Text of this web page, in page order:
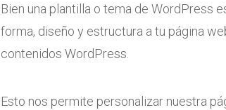
Bien una plantilla o tema de WordPress
forma, diseño y estructura a tu página
contenidos WordPress.
Esto nos permite personalizar nuestra